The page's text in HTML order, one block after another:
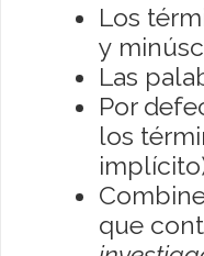
Los
y
Las
Por
los
que